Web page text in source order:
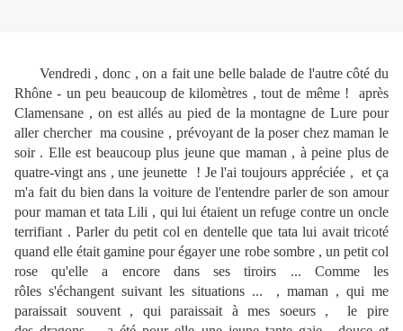
Vendredi , donc , on a fait une belle balade de l'autre côté du
Rhône - un peu beaucoup de kilomètres , tout de même ! après
Clamensane , on est allés au pied de la montagne de Lure pour
aller chercher ma cousine , prévoyant de la poser chez maman le
soir . Elle est beaucoup plus jeune que maman , à peine plus de
quatre-vingt ans , une jeunette ! Je l'ai toujours appréciée , et ça
m'a fait du bien dans la voiture de l'entendre parler de son amour
pour maman et tata Lili , qui lui étaient un refuge contre un oncle
terrifiant . Parler du petit col en dentelle que tata lui avait tricoté
quand elle était gamine pour égayer une robe sombre , un petit col
rose qu'elle a encore dans ses tiroirs ... Comme les
rôles s'échangent suivant les situations ... , maman , qui me
paraissait souvent , qui paraissait à mes soeurs , le pire